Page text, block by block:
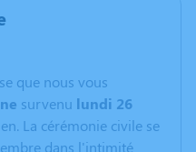
que nous vous
survenu lundi 26
La cérémonie civile se
dans l'intimité